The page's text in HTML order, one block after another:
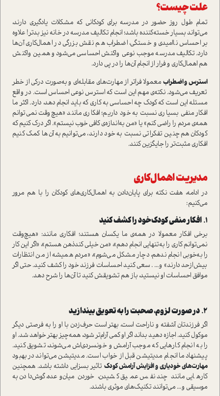
علت چیست؟
تمام طول روز حضور در مدرسه برای کودکانی که مشکلات یادگیری دارند،
می‌تواند بسیار خسته‌کننده باشد؛ انجام تکالیف مدرسه در خانه نیز بدتر! علاوه
بر احساس ناامیدی و خستگی، اضطراب هم نقش بزرگی در اهمال‌کاری آن‌ها
دارد. تکالیف مدرسه موجب نوعی واکنش احساسی می‌شود و همین واکنش
هم اهمال‌کاری و فرار از انجام آن‌ها را در پی دارد.
استرس و اضطراب معمولا فراتر از مهارت‌های مقابله‌ای و به‌صورت درکی از خطر
تعریف می‌شود. نکته‌ی مهم این است که استرس نوعی احساس است. در واقع
مسئله این است که کودک چه احساسی به کاری که باید انجام دهد، دارد. اکثر ما
افکار منفی بسیاری نسبت به خود داریم؛ افکاری مانند «هیچ‌وقت نمی‌توانم
همه‌ی مردم را راضی کنم» یا «من به‌اندازه‌ی کافی خوب نیستم». اگر درک کنیم که
کودکان هم چنین تفکراتی نسبت به خود دارند، می‌توانیم به آن‌ها کمک کنیم
افکاری مثبت‌تر را جایگزین کنند.
مدیریت اهمال‌کاری
در ادامه، هفت نکته برای پایان‌دادن به اهمال‌کاری‌های کودکان را با هم مرور
می‌کنیم:
۱. افکار منفی کودک خود را کشف کنید
برخی افکار معمولا در همه‌ی ما یکسان هستند؛ افکاری مانند: «هیچ‌وقت
نمی‌توانم کاری را به‌تنهایی انجام دهم»،‌ «من خیلی کند‌‌‌ذهن هستم»، «اگر این کار
را به‌خوبی انجام ندهم، دچار مشکل می‌شوم»، «مردم همیشه از من انتظارات
بیش‌ازحد دارند» و... . سعی کنید احساسات فرزند خود را کشف کنید. حتی اگر
موافق احساسات او نیستید، باز هم تشویقش کنید تا آن‌ها را شرح دهد.
۲. در صورت لزوم، صحبت را به تعویق بیندازید
اگر فرزندتان آشفته و ناراحت است، بهتر است حرف‌زدن با او را به فرصتی دیگر
موکول کنید. اجازه دهید بداند اگر او کمی آرام‌تر شود، همه‌چیز بهتر خواهد شد. او
را به انجام کارهایی که موجب آرامش و خونسردی‌اش می‌شوند، تشویق کنید.
پیشنهاد ما انجام مدیتیشن قبل از خواب است. مدیتیشن می‌تواند در بهبود
مهارت‌های خودیاری و افزایش آرامش کودک تاثیر بسزایی داشته باشد. همچنین
کارهایی مانند چند نفس عمیق کشیدن، خوردن میان‌وعده،‌ گوش‌دادن به
موسیقی و... می‌توانند تکنیک‌های موثری باشند.